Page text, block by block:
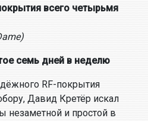
всего четырьмя
семь дней в неделю
RF-покрытия
Давид Кретёр искал
незаметной и простой в